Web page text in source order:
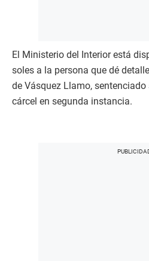
El Ministerio del Interior está
soles a la persona que dé
de Vásquez Llamo,
cárcel en segunda instancia.